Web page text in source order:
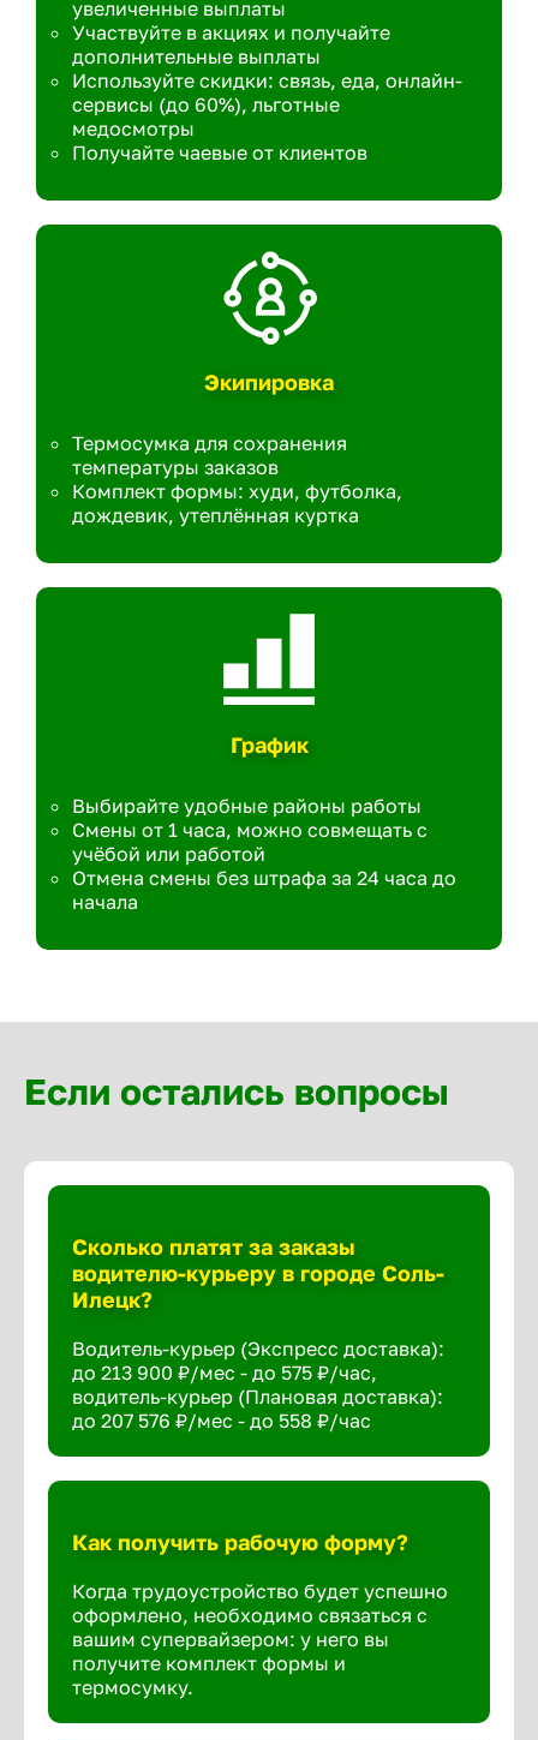
увеличенные выплаты
Участвуйте в акциях и получайте
дополнительные выплаты
Используйте скидки: связь, еда, онлайн-
сервисы (до 60%), льготные
медосмотры
Получайте чаевые от клиентов
Экипировка
Термосумка для сохранения
температуры заказов
Комплект формы: худи, футболка,
дождевик, утеплённая куртка
График
Выбирайте удобные районы работы
Смены от 1 часа, можно совмещать с
учёбой или работой
Отмена смены без штрафа за 24 часа до
начала
Если остались вопросы
Сколько платят за заказы
водителю-курьеру в городе Соль-
Илецк?
Водитель-курьер (Экспресс доставка):
до 213 900 ₽/мес - до 575 ₽/час,
водитель-курьер (Плановая доставка):
до 207 576 ₽/мес - до 558 ₽/час
Как получить рабочую форму?
Когда трудоустройство будет успешно
оформлено, необходимо связаться с
вашим супервайзером: у него вы
получите комплект формы и
термосумку.